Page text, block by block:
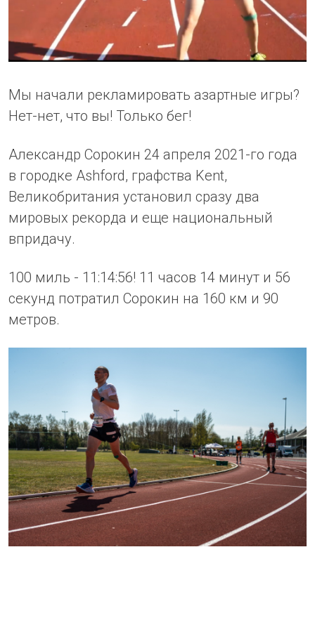
Мы начали рекламировать азартные игры?
Нет-нет, что вы! Только бег!
Александр Сорокин 24 апреля 2021-го года
в городке Ashford, графства Kent,
Великобритания установил сразу два
мировых рекорда и еще национальный
впридачу.
100 миль - 11:14:56! 11 часов 14 минут и 56
секунд потратил Сорокин на 160 км и 90
метров.